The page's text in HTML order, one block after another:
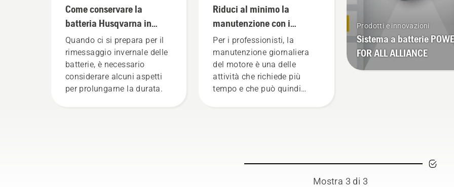
Come conservare la
batteria Husqvarna in
inverno
Quando ci si prepara per il
rimessaggio invernale delle
batterie, è necessario
considerare alcuni aspetti
per prolungarne la durata.
Riduci al minimo la
manutenzione con i
prodotti a batteria.
Per i professionisti, la
manutenzione giornaliera
del motore è una delle
attività che richiede più
tempo e che può quindi
Prodotti e innovazioni
Sistema a batterie
FOR ALL ALLIANCE
Mostra 3 di 3